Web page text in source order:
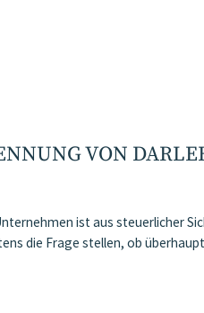
VON
ist aus steuerlicher
die Frage stellen, ob